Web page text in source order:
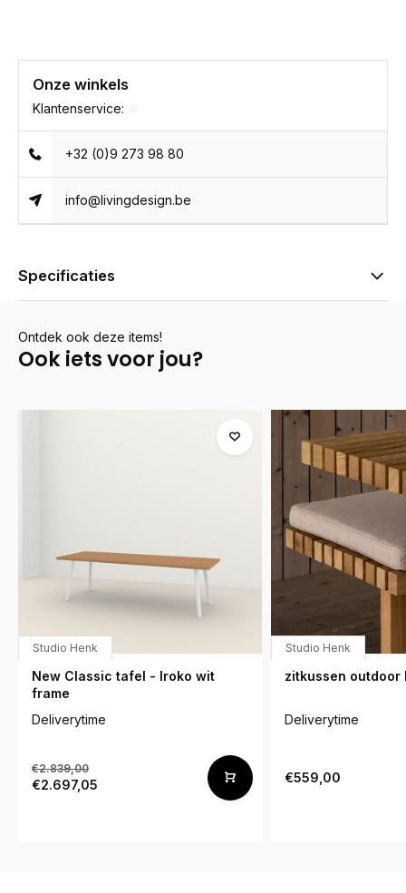
Onze winkels
Klantenservice:
+32 (0)9 273 98 80
info@livingdesign.be
Specificaties
Ontdek ook deze items!
Ook iets voor jou?
Studio Henk
New Classic tafel - Iroko wit
frame
Deliverytime
€2.839,00
€2.697,05
Studio Henk
zitkussen outdoor
Deliverytime
€559,00